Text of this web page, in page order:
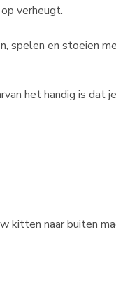
verheugt.
spelen en stoeien
het handig is dat
kitten naar buiten